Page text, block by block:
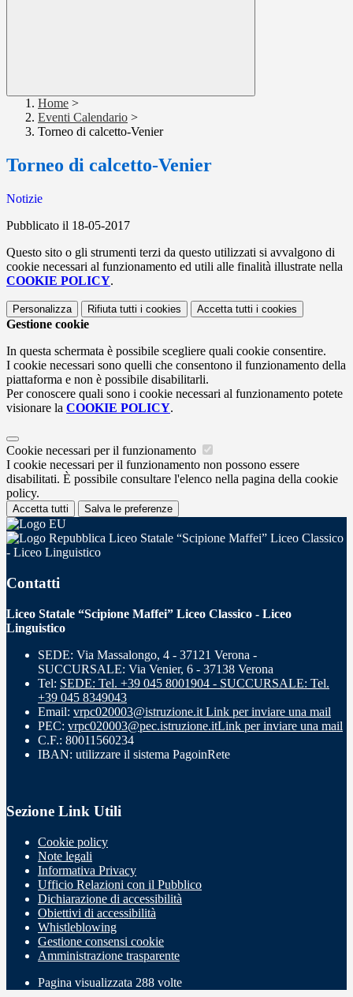
Home >
Eventi Calendario >
Torneo di calcetto-Venier
Torneo di calcetto-Venier
Notizie
Pubblicato il 18-05-2017
Questo sito o gli strumenti terzi da questo utilizzati si avvalgono di
cookie necessari al funzionamento ed utili alle finalità illustrate nella
COOKIE POLICY.
Personalizza Rifiuta tutti i cookies Accetta tutti i cookies
Gestione cookie
In questa schermata è possibile scegliere quali cookie consentire.
I cookie necessari sono quelli che consentono il funzionamento della
piattaforma e non è possibile disabilitarli.
Per conoscere quali sono i cookie necessari al funzionamento potete
visionare la COOKIE POLICY.
Cookie necessari per il funzionamento
I cookie necessari per il funzionamento non possono essere
disabilitati. È possibile consultare l'elenco nella pagina della cookie
policy.
Accetta tutti Salva le preferenze
Liceo Statale “Scipione Maffei” Liceo Classico
- Liceo Linguistico
Contatti
Liceo Statale “Scipione Maffei” Liceo Classico - Liceo
Linguistico
SEDE: Via Massalongo, 4 - 37121 Verona -
SUCCURSALE: Via Venier, 6 - 37138 Verona
Tel: SEDE: Tel. +39 045 8001904 - SUCCURSALE: Tel.
+39 045 8349043
Email: vrpc020003@istruzione.it Link per inviare una mail
PEC: vrpc020003@pec.istruzione.itLink per inviare una mail
C.F.: 80011560234
IBAN: utilizzare il sistema PagoinRete
Sezione Link Utili
Cookie policy
Note legali
Informativa Privacy
Ufficio Relazioni con il Pubblico
Dichiarazione di accessibilità
Obiettivi di accessibilità
Whistleblowing
Gestione consensi cookie
Amministrazione trasparente
Pagina visualizzata 288 volte